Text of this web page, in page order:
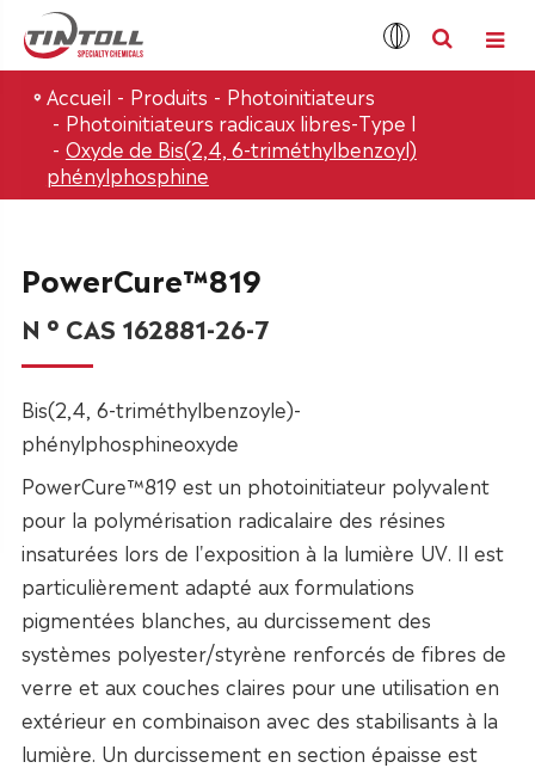
Accueil Produits
Photoinitiateurs
Photoinitiateurs radicaux libres-Type I
Oxyde de Bis(2,4, 6-triméthylbenzoyl)
phénylphosphine
PowerCure™819
N ° CAS 162881-26-7
Bis(2,4, 6-triméthylbenzoyle)-
phénylphosphineoxyde
PowerCure™819 est un photoinitiateur polyvalent
pour la polymérisation radicalaire des résines
insaturées lors de l'exposition à la lumière UV. Il est
particulièrement adapté aux formulations
pigmentées blanches, au durcissement des
systèmes polyester/styrène renforcés de fibres de
verre et aux couches claires pour une utilisation en
extérieur en combinaison avec des stabilisants à la
lumière. Un durcissement en section épaisse est